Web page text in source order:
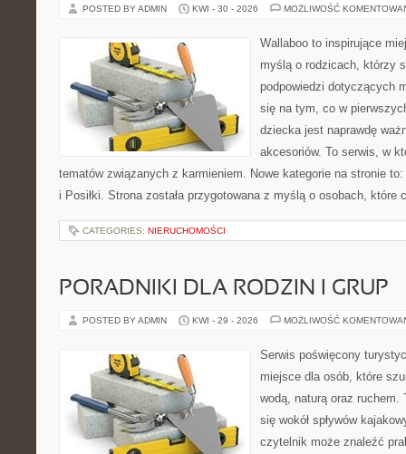
POSTED BY ADMIN KWI - 30 - 2026 MOŻLIWOŚĆ
Wallaboo to inspirujące
myślą o rodzicach, którzy
podpowiedzi dotyczących
się na tym, co w
dziecka jest naprawdę
akcesoriów. To serwis, w
tematów związanych z karmieniem. Nowe kategorie na stronie
i Posiłki. Strona została przygotowana z myślą o osobach,
CATEGORIES: NIERUCHOMOŚCI
PORADNIKI DLA RODZIN I GRUP
POSTED BY ADMIN KWI - 29 - 2026 MOŻLIWOŚĆ
Serwis poświęcony
miejsce dla osób, które
wodą, naturą oraz ruchem.
się wokół spływów
czytelnik może znaleźć